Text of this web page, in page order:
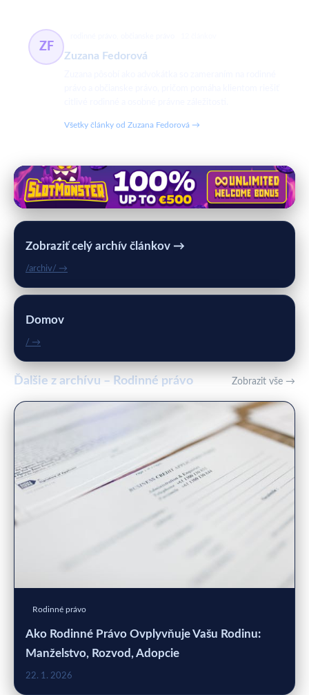
ZF
Zuzana Fedorová
Všetky články od Zuzana Fedorová →
Zobraziť celý archív článkov →
/archiv/ →
Domov
/ →
Ďalšie z archívu – Rodinné právo Zobrazit vše →
Rodinné právo
Ako Rodinné Právo Ovplyvňuje Vašu Rodinu:
Manželstvo, Rozvod, Adopcie
22. 1. 2026